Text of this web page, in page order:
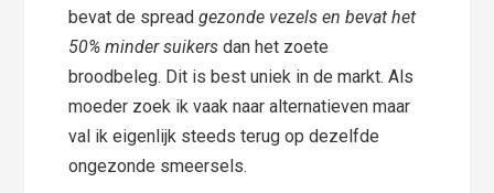
bevat de spreadgezonde vezels en bevat het
50% minder suikers dan het zoete
broodbeleg. Dit is best uniek in de markt. Als
moeder zoek ik vaak naar alternatieven maar
val ik eigenlijk steeds terug op dezelfde
ongezonde smeersels.